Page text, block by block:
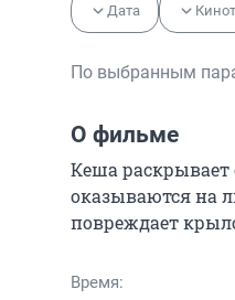
Дата
По выбранным
О фильме
Кеша раскрывает
оказываются на
повреждает
Время: